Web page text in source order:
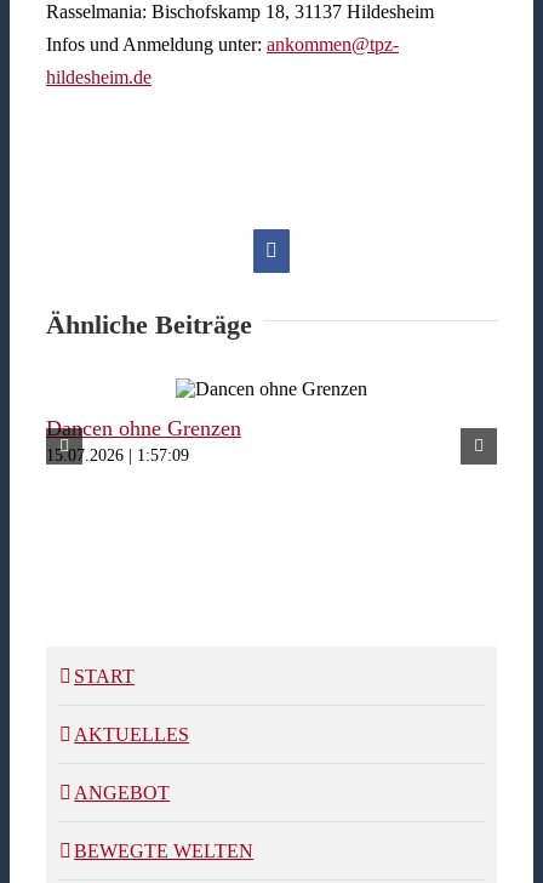
Rasselmania: Bischofskamp 18, 31137 Hildesheim
Infos und Anmeldung unter: ankommen@tpz-
hildesheim.de
Facebook
Ähnliche Beiträge
Dancen ohne Grenzen
15.07.2026 | 1:57:09
START
AKTUELLES
ANGEBOT
BEWEGTE WELTEN